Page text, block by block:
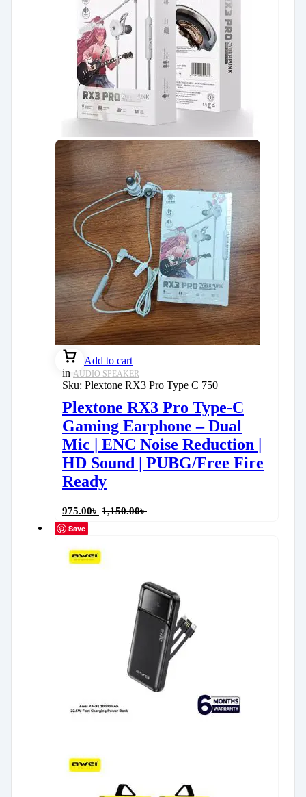
Add to cart
in AUDIO SPEAKER
Sku: Plextone RX3 Pro Type C 750
Plextone RX3 Pro Type-C
Gaming Earphone – Dual
Mic | ENC Noise Reduction |
HD Sound | PUBG/Free Fire
Ready
975.00৳ 1,150.00৳
Save